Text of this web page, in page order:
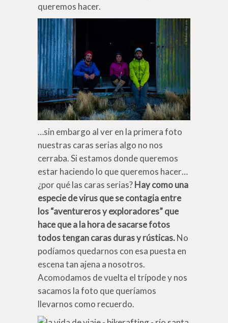
queremos hacer.
…sin embargo al ver en la primera foto
nuestras caras serias algo no nos
cerraba. Si estamos donde queremos
estar haciendo lo que queremos hacer…
¿por qué las caras serias?Hay como una
especie de virus que se contagia entre
los “aventureros y exploradores” que
hace que a la hora de sacarse fotos
todos tengan caras duras y rústicas.No
podíamos quedarnos con esa puesta en
escena tan ajena a nosotros.
Acomodamos de vuelta el trípode y nos
sacamos la foto que queríamos
llevarnos como recuerdo.